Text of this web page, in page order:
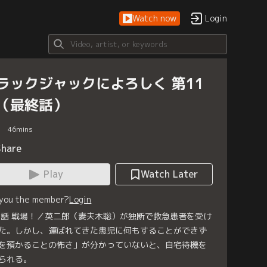
Watch now Login
ックジャックによろしく 第11
最終話）
46mins
Play
Watch Later
the member?Login
戦場！／英二郎（妻夫木聡）が独断で救急患者を受け
。しかし、運ばれてきた患児に何もすることができず
預かることの怖さ」が分かっていないと、自宅待機を
れる。